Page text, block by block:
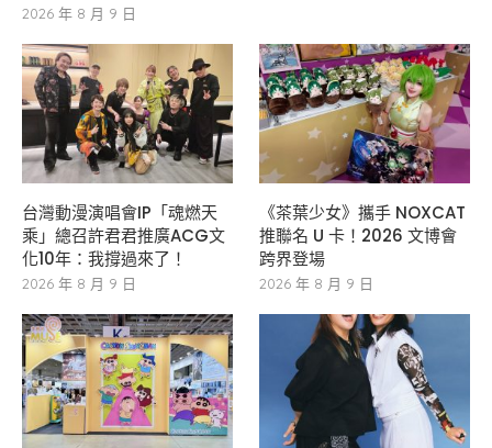
2026 年 8 月 9 日
台灣動漫演唱會IP「魂燃天
乘」總召許君君推廣ACG文
化10年：我撐過來了！
2026 年 8 月 9 日
《茶葉少女》攜手 NOXCAT
推聯名 U 卡！2026 文博會
跨界登場
2026 年 8 月 9 日